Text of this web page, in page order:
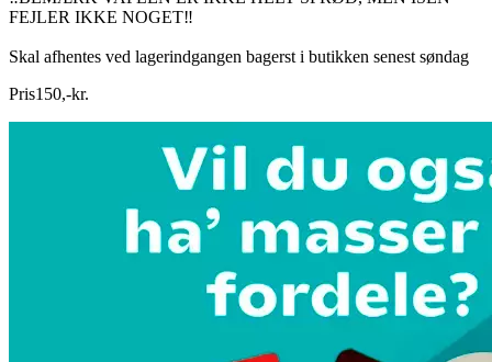
FEJLER IKKE NOGET‼️
Skal afhentes ved lagerindgangen bagerst i butikken senest søndag
Pris150,-kr.